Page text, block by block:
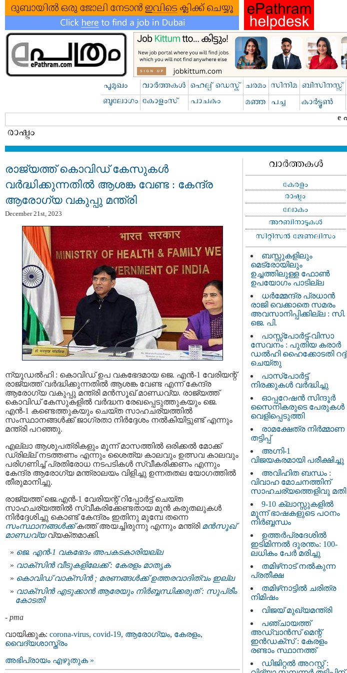
രാജ്യത്ത് കൊവിഡ് കേസുകള്‍
വർദ്ധിക്കുന്നതിൽ ആശങ്ക വേണ്ട : കേന്ദ്ര
ആരോഗ്യ വകുപ്പു മന്ത്രി
December 21st, 2023
ന്യൂഡൽഹി : കൊവിഡ് ഉപ വകഭേദമായ ജെ. എൻ-1 വേരിയന്റ്
രാജ്യത്ത് വർദ്ധിക്കുന്നതിൽ ആശങ്ക വേണ്ട എന്ന് കേന്ദ്ര
ആരോഗ്യ വകുപ്പു മന്ത്രി മൻസൂഖ് മാണ്ഡവ്യ. രാജ്യത്ത്
കൊവിഡ് കേസുകളിൽ വർദ്ധന രേഖപ്പെടുത്തുകയും ജെ.
എൻ-1 കണ്ടെത്തുകയും ചെയ്ത സാഹചര്യത്തിൽ
സംസ്ഥാനങ്ങൾക്ക് ജാഗ്രതാ നിർദ്ദേശം നൽകിയിട്ടുണ്ട് എന്നും
മന്ത്രി പറഞ്ഞു.
എല്ലാ ആശുപത്രികളും മൂന്ന് മാസത്തിൽ ഒരിക്കൽ മോക്ക്
ഡ്രില്ല് നടത്തണം എന്നും ശൈത്യ കാലവും ഉത്സവ കാലവും
പരിഗണിച്ച് പ്രതിരോധ നടപടികൾ സ്വീകരിക്കണം എന്നും
കേന്ദ്ര ആരോഗ്യ മന്ത്രാലയം വിളിച്ചു ഉന്നതതല യോഗത്തിൽ
തീരുമാനിച്ചു.
രാജ്യത്ത് ജെ.എൻ-1 വേരിയന്റ് റിപ്പോർട്ട് ചെയ്ത
സാഹചര്യത്തിൽ സ്വീകരിക്കേണ്ടതായ മുൻ കരുതലുകൾ
നിർദ്ദേശിച്ചു കൊണ്ട് കേന്ദ്രം ഇതിനു മുമ്പേ തന്നെ
സംസ്ഥാനങ്ങൾക്ക്കത്ത് അയച്ചിരുന്നു എന്നും മന്ത്രി മൻസൂഖ്
മാണ്ഡവ്യ വ്യക്തമാക്കി.
ജെ. എൻ-1 വകഭേദം അപകടകാരിയല്ല
വാക്സിന്‍ വീടുകളിലേക്ക് : കേരളം മാതൃക
കൊവിഡ് വാക്‌സിന്‍ ; മരണങ്ങള്‍ക്ക് ഉത്തരവാദിത്വം ഇല്ല
വാക്‌സിന്‍ എടുക്കാന്‍ ആരേയും നിര്‍ബ്ബന്ധിക്കരുത് : സുപ്രീം
കോടതി
- pma
വായിക്കുക: corona-virus, covid-19, ആരോഗ്യം, കേരളം,
വൈദ്യശാസ്ത്രം
അഭിപ്രായം എഴുതുക »
ബസ്സുകളിലും
മെട്രോയിലും
ഉച്ചത്തിലുള്ള ഫോൺ
ഉപയോഗം പാടില്ല
ധര്‍മ്മേന്ദ്ര പ്രധാൻ
രാജി വെക്കാതെ സമരം
അവസാനിപ്പിക്കില്ല : സി.
ജെ. പി.
പാസ്സ്പോർട്ട്-വിസാ
സേവനം : പുതിയ കരാർ
ഡൽഹി ഹൈക്കോടതി റദ്ദ്
ചെയ്തു
പാസ്‌പോർട്ട്
നിരക്കുകൾ വർദ്ധിച്ചു
ഓപ്പറേഷൻ സിന്ദൂർ
സൈനികരുടെ പേരുകൾ
വെളിപ്പെടുത്തി
രാമക്ഷേത്ര നിർമ്മാണ
തട്ടിപ്പ്
അഗ്നി-1
വിജയകരമായി പരീക്ഷിച്ചു
അവിഹിത ബന്ധം :
വിവാഹ മോചനത്തിന്
സാഹചര്യത്തെളിവു മതി
9-10 ക്ലാസ്സുകളിൽ
മൂന്ന് ഭാഷകളുടെ പഠനം
നിർബ്ബന്ധം
ഉത്തർപ്രദേശിൽ
ഇടിമിന്നൽ ദുരന്തം: 100-
ലധികം പേർ മരിച്ചു
തമിഴ്‌നാട് നൽകുന്ന
പ്രതീക്ഷ
തമിഴ്‌നാട്ടില്‍ ചരിത്ര
നിമിഷം
വിജയ് മുഖ്യമന്ത്രി
പഞ്ചായത്ത്
അഡ്വാൻസ് മെന്റ്
ഇൻഡക്സ് : കേരളം
രണ്ടാം സ്ഥാനത്ത്
ഡിജിറ്റൽ അറസ്റ്റ് :